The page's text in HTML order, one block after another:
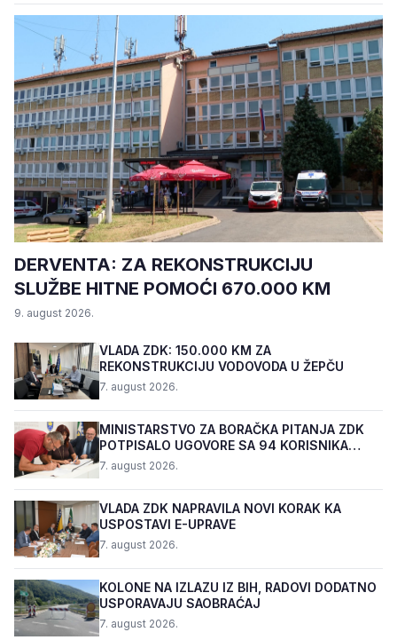
DERVENTA: ZA REKONSTRUKCIJU
SLUŽBE HITNE POMOĆI 670.000 KM
9. august 2026.
VLADA ZDK: 150.000 KM ZA
REKONSTRUKCIJU VODOVODA U ŽEPČU
7. august 2026.
MINISTARSTVO ZA BORAČKA PITANJA ZDK
POTPISALO UGOVORE SA 94 KORISNIKA
PROGRAMA "BIZNIS PL...
7. august 2026.
VLADA ZDK NAPRAVILA NOVI KORAK KA
USPOSTAVI E-UPRAVE
7. august 2026.
KOLONE NA IZLAZU IZ BIH, RADOVI DODATNO
USPORAVAJU SAOBRAĆAJ
7. august 2026.